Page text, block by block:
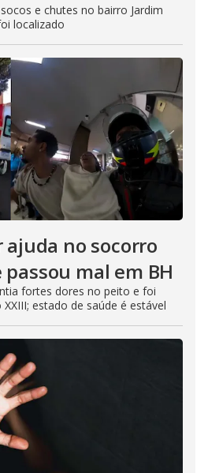
e chutes no bairro Jardim
localizado
no socorro
mal em BH
fortes dores no peito e foi
estado de saúde é estável